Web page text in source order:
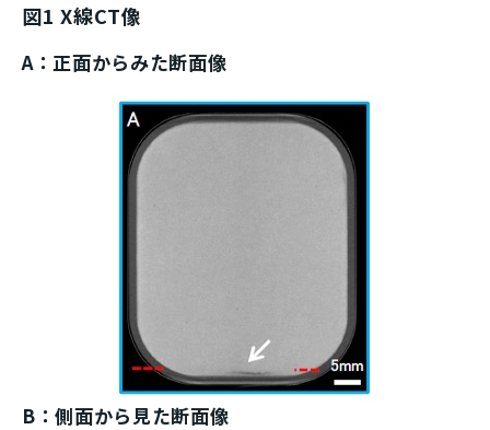
図1 X線CT像
A：正面からみた断面像
B：側面から見た断面像